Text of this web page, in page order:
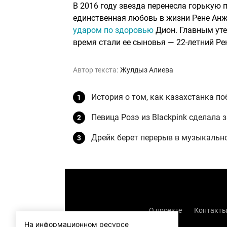
В 2016 году звезда перенесла
единственная любовь в жизни Рене
ударом по здоровью Дион. Главным
время стали ее сыновья — 22-летний
Автор текста: Жулдыз Алиева
История о том, как казахстанка
Певица Розэ из Blackpink сделала
Дрейк берет перерыв в
О проекте Контакты
На информационном ресурсе